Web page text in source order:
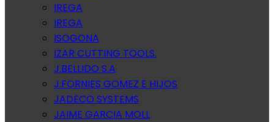
IREGA
IREGA
ISOGONA
IZAR CUTTING TOOLS.
J.BELLIDO S.A
J.FORNIES GOMEZ E HIJOS
JADECO SYSTEMS
JAIME GARCIA MOLL